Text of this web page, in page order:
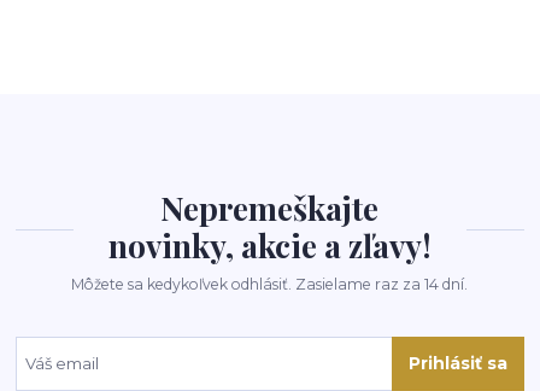
Nepremeškajte
novinky, akcie a zľavy!
Môžete sa kedykoľvek odhlásiť. Zasielame raz za 14 dní.
Prihlásiť sa